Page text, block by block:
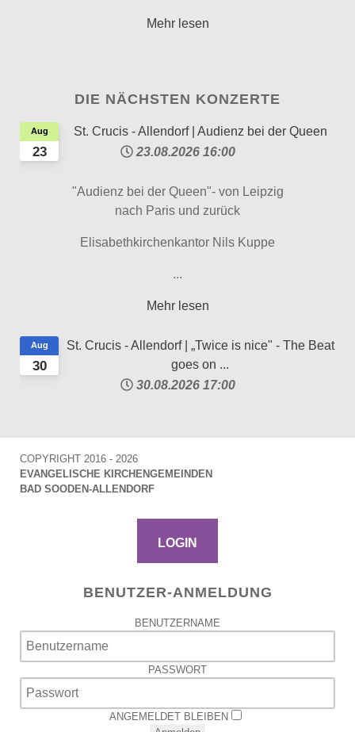
Mehr lesen
DIE NÄCHSTEN KONZERTE
23
Aug
St. Crucis - Allendorf | Audienz bei der Queen
23.08.2026 16:00
"Audienz bei der Queen"- von Leipzig
nach Paris und zurück
Elisabethkirchenkantor Nils Kuppe
...
Mehr lesen
30
Aug
St. Crucis - Allendorf | „Twice is nice" - The Beat
goes on ...
30.08.2026 17:00
COPYRIGHT 2016 - 2026
EVANGELISCHE KIRCHENGEMEINDEN
BAD SOODEN-ALLENDORF
LOGIN
BENUTZER-ANMELDUNG
BENUTZERNAME
PASSWORT
ANGEMELDET BLEIBEN